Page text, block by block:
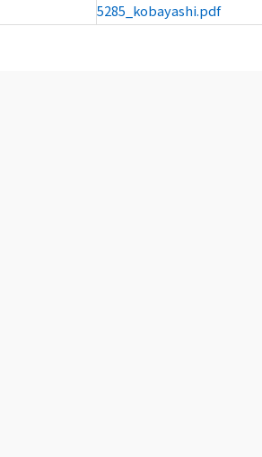
5285_kobayashi.pdf